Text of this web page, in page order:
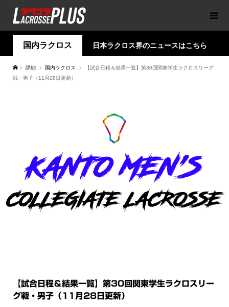
国内ラクロス 日本ラクロス界のニュースはこちら
詳細 国内ラクロス
【試合日程＆結果一覧】第30回関東学生ラクロスリーグ
戦・男子（11月28日更新）
【試合日程＆結果一覧】第30回関東学生ラクロスリー
グ戦・男子（11月28日更新）